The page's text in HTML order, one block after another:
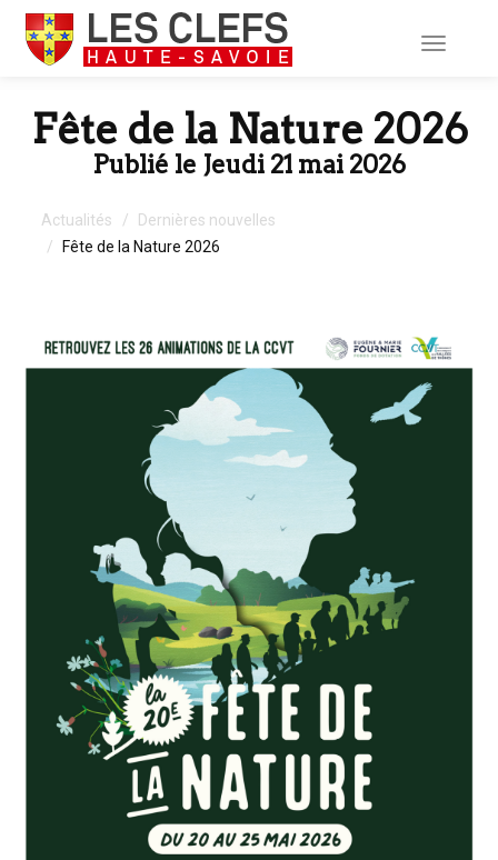
Toggle
Fête de la Nature 2026
Publié le Jeudi 21 mai 2026
Actualités
Dernières nouvelles
Fête de la Nature 2026